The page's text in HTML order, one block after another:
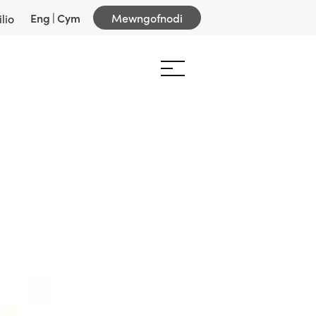
Eng |Cym Mewngofnodi